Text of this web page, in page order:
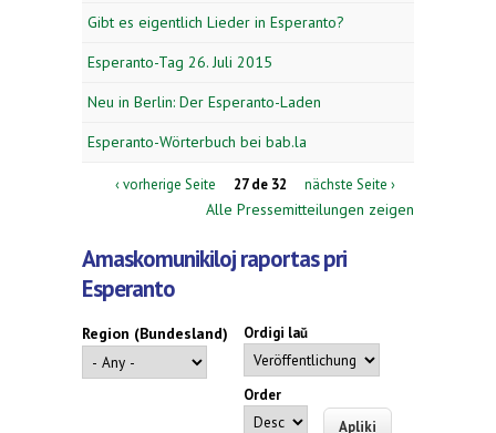
Gibt es eigentlich Lieder in Esperanto?
Esperanto-Tag 26. Juli 2015
Neu in Berlin: Der Esperanto-Laden
Esperanto-Wörterbuch bei bab.la
‹ vorherige Seite 27 de 32 nächste Seite ›
Alle Pressemitteilungen zeigen
Amaskomunikiloj raportas pri
Esperanto
Region (Bundesland) Ordigi laŭ
Order